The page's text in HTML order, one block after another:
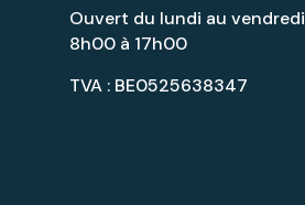
Ouvert du lundi au vendredi
8h00 à 17h00
TVA : BE0525638347